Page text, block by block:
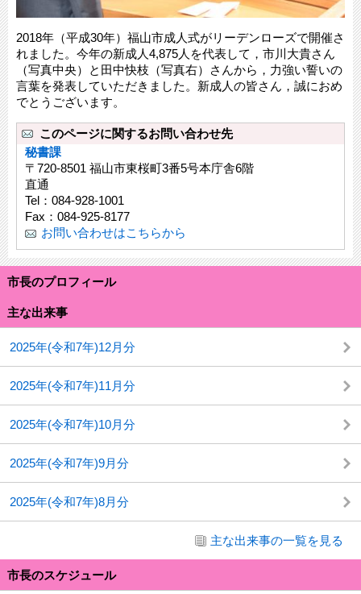
市長のプロフィール
主な出来事
2025年(令和7年)12月分
2025年(令和7年)11月分
2025年(令和7年)10月分
2025年(令和7年)9月分
2025年(令和7年)8月分
主な出来事の一覧を見る
市長のスケジュール
2018年（平成30年）福山市成人式がリーデンローズで開催さ
れました。今年の新成人4,875人を代表して，市川大貴さん
（写真中央）と田中快枝（写真右）さんから，力強い誓いの
言葉を発表していただきました。新成人の皆さん，誠におめ
でとうございます。
このページに関するお問い合わせ先
秘書課
〒720-8501 福山市東桜町3番5号本庁舎6階
直通
Tel：084-928-1001
Fax：084-925-8177
お問い合わせはこちらから